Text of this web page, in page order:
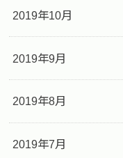
2019年10月
2019年9月
2019年8月
2019年7月